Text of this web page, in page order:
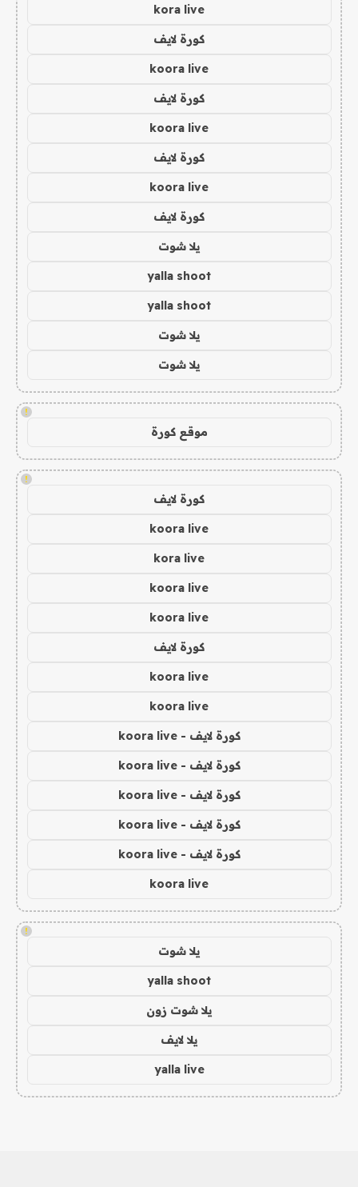
kora live
كورة لايف
koora live
كورة لايف
koora live
كورة لايف
koora live
كورة لايف
يلا شوت
yalla shoot
yalla shoot
يلا شوت
يلا شوت
!
موقع كورة
!
كورة لايف
koora live
kora live
koora live
koora live
كورة لايف
koora live
koora live
كورة لايف - koora live
كورة لايف - koora live
كورة لايف - koora live
كورة لايف - koora live
كورة لايف - koora live
koora live
!
يلا شوت
yalla shoot
يلا شوت زون
يلا لايف
yalla live